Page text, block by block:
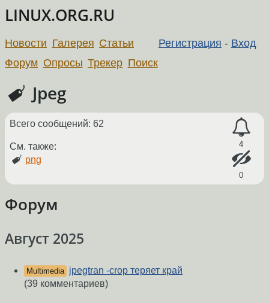
LINUX.ORG.RU
Регистрация - Вход
Новости Галерея Статьи
Форум Опросы Трекер Поиск
Jpeg
4
0
Всего сообщений: 62
См. также:
png
Форум
Август 2025
Multimedia jpegtran -crop теряет край
(39 комментариев)